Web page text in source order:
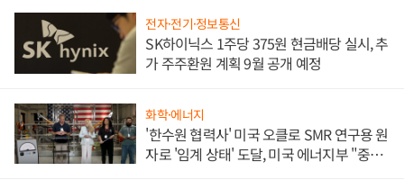
전자·전기·정보통신
SK하이닉스 1주당 375원 현금배당 실시, 추
가 주주환원 계획 9월 공개 예정
화학·에너지
'한수원 협력사' 미국 오클로 SMR 연구용 원
자로 '임계 상태' 도달, 미국 에너지부 "중요